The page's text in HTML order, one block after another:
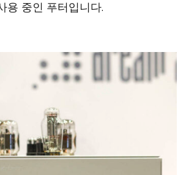
용 중인 푸터입니다.